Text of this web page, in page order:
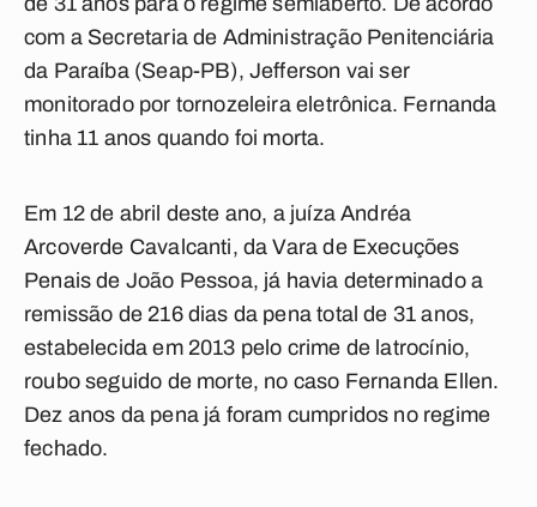
com a Secretaria de Administração Penitenciária
da Paraíba (Seap-PB), Jefferson vai ser
monitorado por tornozeleira eletrônica. Fernanda
tinha 11 anos quando foi morta.
Em 12 de abril deste ano, a juíza Andréa
Arcoverde Cavalcanti, da Vara de Execuções
Penais de João Pessoa, já havia determinado a
remissão de 216 dias da pena total de 31 anos,
estabelecida em 2013 pelo crime de latrocínio,
roubo seguido de morte, no caso Fernanda Ellen.
Dez anos da pena já foram cumpridos no regime
fechado.